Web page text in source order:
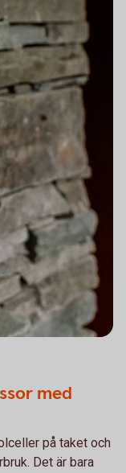
med
på taket och
Det är bara